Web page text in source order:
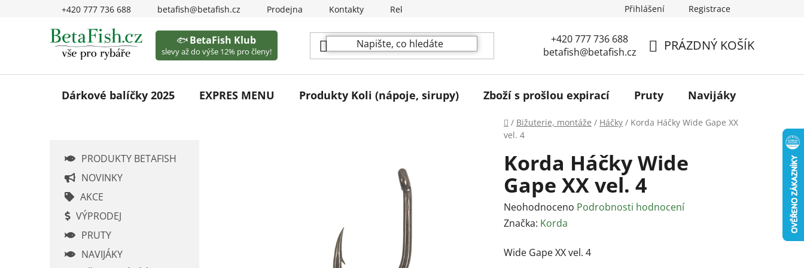
+420 777 736 688 betafish@betafish.cz Prodejna Kontakty Reklamační podmínky Přihlášení Registrace
KOŠÍK
PRÁZDNÝ KOŠÍK
+420 777 736 688
betafish@betafish.cz
🐟BetaFish Klub
slevy až do výše 12% pro členy!
Dárkové balíčky 2025 EXPRES MENU Produkty Koli (nápoje, sirupy) Zboží s prošlou expirací Pruty Navijáky
Domů
/ Bižuterie, montáže / Háčky / Korda Háčky Wide Gape XX
vel. 4
PRODUKTY BETAFISH
NOVINKY
AKCE
VÝPRODEJ
PRUTY
NAVIJÁKY
Korda Háčky Wide
Gape XX vel. 4
Průměrné
hodnocení
je
Neohodnoceno Podrobnosti hodnocení
Značka: Korda
Wide Gape XX vel. 4